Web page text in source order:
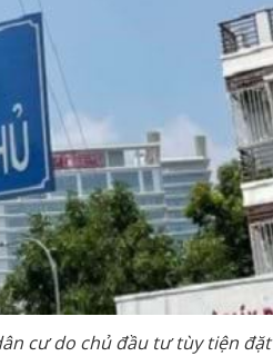
cư do chủ đầu tư tùy tiện đặt